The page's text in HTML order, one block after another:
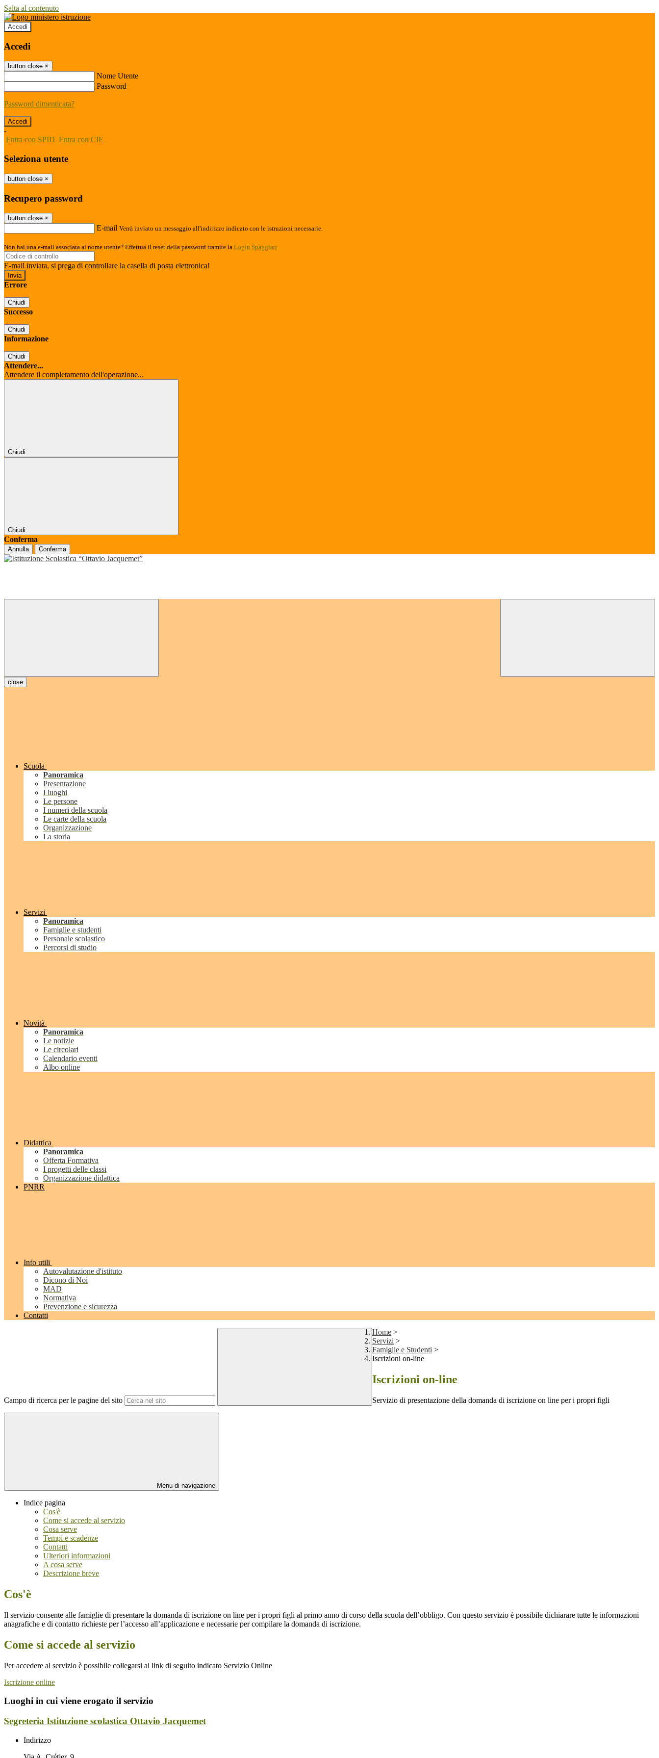
Salta al contenuto
Accedi
Accedi
button close ×
Nome Utente
Password
Password dimenticata?
-
Entra con SPID Entra con CIE
Seleziona utente
button close ×
Recupero password
button close ×
E-mail Verrà inviato un messaggio all'indirizzo indicato con le istruzioni necessarie.
Non hai una e-mail associata al nome utente? Effettua il reset della password tramite la Login Spaggiari
E-mail inviata, si prega di controllare la casella di posta elettronica!
Errore
Chiudi
Successo
Chiudi
Informazione
Chiudi
Attendere...
Attendere il completamento dell'operazione...
Chiudi
Chiudi
Conferma
Annulla Conferma
close
Scuola
Panoramica
Presentazione
I luoghi
Le persone
I numeri della scuola
Le carte della scuola
Organizzazione
La storia
Servizi
Panoramica
Famiglie e studenti
Personale scolastico
Percorsi di studio
Novità
Panoramica
Le notizie
Le circolari
Calendario eventi
Albo online
Didattica
Panoramica
Offerta Formativa
I progetti delle classi
Organizzazione didattica
PNRR
Info utili
Autovalutazione d'istituto
Dicono di Noi
MAD
Normativa
Prevenzione e sicurezza
Contatti
Campo di ricerca per le pagine del sito
Home >
Servizi >
Famiglie e Studenti >
Iscrizioni on-line
Iscrizioni on-line
Servizio di presentazione della domanda di iscrizione on line per i propri figli
Menu di navigazione
Indice pagina
Cos'è
Come si accede al servizio
Cosa serve
Tempi e scadenze
Contatti
Ulteriori informazioni
A cosa serve
Descrizione breve
Cos'è
Il servizio consente alle famiglie di presentare la domanda di iscrizione on line per i propri figli al primo anno di corso della scuola dell’obbligo. Con questo servizio è possibile dichiarare tutte le informazioni
anagrafiche e di contatto richieste per l’accesso all’applicazione e necessarie per compilare la domanda di iscrizione.
Come si accede al servizio
Per accedere al servizio è possibile collegarsi al link di seguito indicato Servizio Online
Iscrizione online
Luoghi in cui viene erogato il servizio
Segreteria Istituzione scolastica Ottavio Jacquemet
Indirizzo